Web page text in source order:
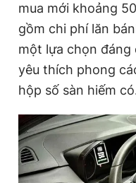
mua mới khoảng
gồm chi phí lăn
một lựa chọn đáng
yêu thích phong
hộp số sàn hiếm